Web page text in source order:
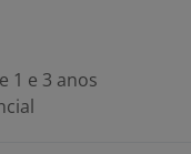
1 e 3 anos